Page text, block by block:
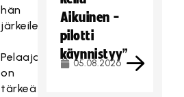
hän
järkeilee.
Pelaajatarkkailu
on
tärkeä
Aikuinen -
pilotti
käynnistyy”
05.08.2026